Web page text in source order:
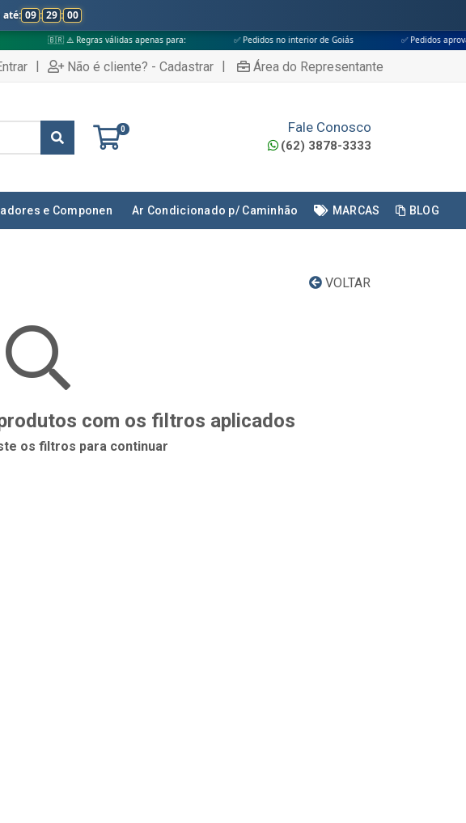
até: 09 : 28 : 59
⚠️ Regras válidas apenas para: ✅ Pedidos no interior de Goiás ✅ Pedidos aprovados até às
| Não é cliente? - Cadastrar | Área do Representante
0 Fale Conosco
(62) 3878-3333
e Componen Ar Condicionado p/ Caminhão MARCAS BLOG
VOLTAR
com os filtros aplicados
os filtros para continuar